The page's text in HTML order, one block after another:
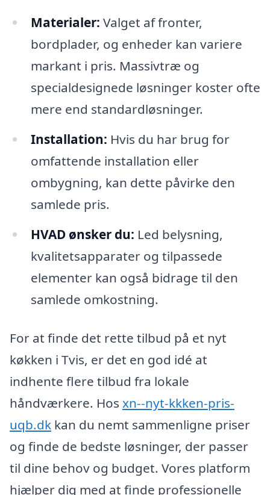
Materialer: Valget af fronter,
bordplader, og enheder kan variere
markant i pris. Massivtræ og
specialdesignede løsninger koster ofte
mere end standardløsninger.
Installation: Hvis du har brug for
omfattende installation eller
ombygning, kan dette påvirke den
samlede pris.
HVAD ønsker du: Led belysning,
kvalitetsapparater og tilpassede
elementer kan også bidrage til den
samlede omkostning.
For at finde det rette tilbud på et nyt
køkken i Tvis, er det en god idé at
indhente flere tilbud fra lokale
håndværkere. Hos xn--nyt-kkken-pris-
uqb.dk kan du nemt sammenligne priser
og finde de bedste løsninger, der passer
til dine behov og budget. Vores platform
hjælper dig med at finde professionelle